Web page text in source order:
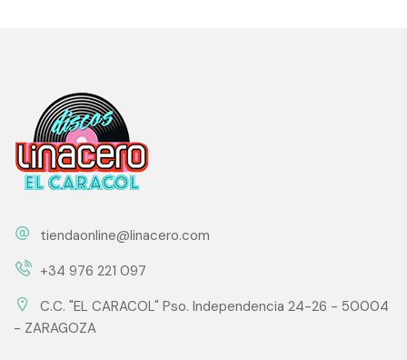
tiendaonline@linacero.com
+34 976 221 097
C.C. "EL CARACOL" Pso. Independencia 24-26 - 50004
- ZARAGOZA